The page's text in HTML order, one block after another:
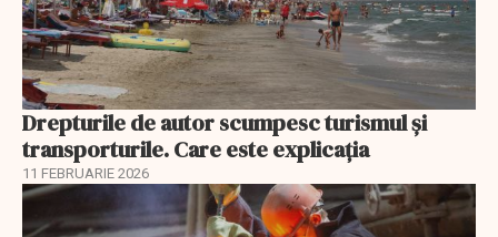
Drepturile de autor scumpesc turismul și
transporturile. Care este explicația
11 FEBRUARIE 2026